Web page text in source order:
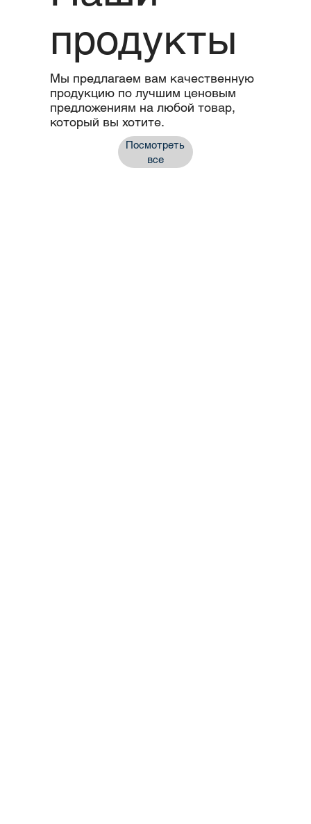
продукты
Мы предлагаем вам качественную
продукцию по лучшим ценовым
предложениям на любой товар,
который вы хотите.
Посмотреть
все